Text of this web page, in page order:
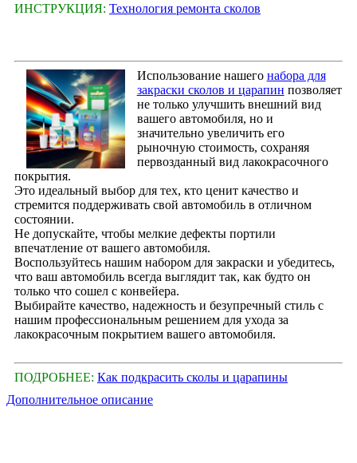
ИНСТРУКЦИЯ: Технология ремонта сколов
Использование нашего набора для
закраски сколов и царапин позволяет
не только улучшить внешний вид
вашего автомобиля, но и
значительно увеличить его
рыночную стоимость, сохраняя
первозданный вид лакокрасочного
покрытия.
Это идеальный выбор для тех, кто ценит качество и
стремится поддерживать свой автомобиль в отличном
состоянии.
Не допускайте, чтобы мелкие дефекты портили
впечатление от вашего автомобиля.
Воспользуйтесь нашим набором для закраски и убедитесь,
что ваш автомобиль всегда выглядит так, как будто он
только что сошел с конвейера.
Выбирайте качество, надежность и безупречный стиль с
нашим профессиональным решением для ухода за
лакокрасочным покрытием вашего автомобиля.
ПОДРОБНЕЕ: Как подкрасить сколы и царапины
Дополнительное описание